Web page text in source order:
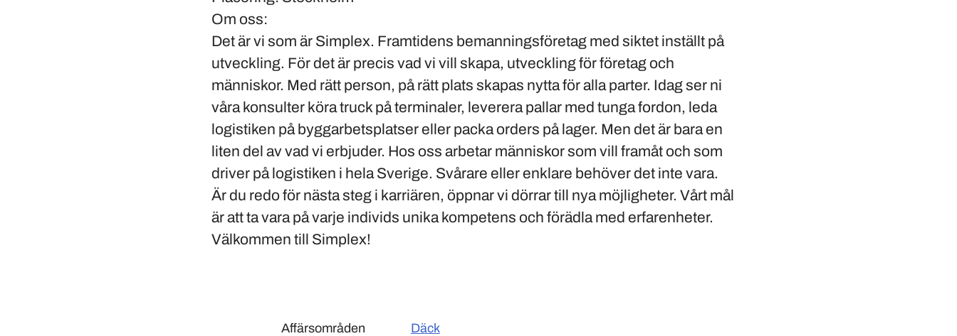
Om oss:
Det är vi som är Simplex. Framtidens bemanningsföretag med siktet inställt på
utveckling. För det är precis vad vi vill skapa, utveckling för företag och
människor. Med rätt person, på rätt plats skapas nytta för alla parter. Idag ser ni
våra konsulter köra truck på terminaler, leverera pallar med tunga fordon, leda
logistiken på byggarbetsplatser eller packa orders på lager. Men det är bara en
liten del av vad vi erbjuder. Hos oss arbetar människor som vill framåt och som
driver på logistiken i hela Sverige. Svårare eller enklare behöver det inte vara.
Är du redo för nästa steg i karriären, öppnar vi dörrar till nya möjligheter. Vårt mål
är att ta vara på varje individs unika kompetens och förädla med erfarenheter.
Välkommen till Simplex!
Affärsområden Däck